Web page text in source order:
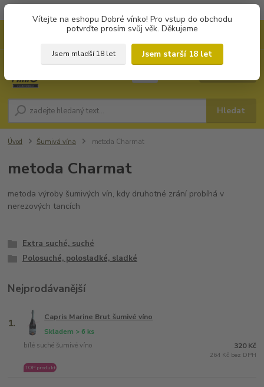
Vítejte na eshopu Dobré vínko! Pro vstup do obchodu
potvrďte prosím svůj věk. Děkujeme
Jsem mladší 18 let
Jsem starší 18 let
Hledat
Úvod Šumivá vína metoda Charmat
metoda Charmat
metoda výroby šumivých vín, kdy druhotné zrání probíhá v
nerezových tancích
Extra suché, suché
Polosuché, polosladké, sladké
Nejprodávanější
1. Capris Marine Brut šumivé víno
bílé suché šumivé víno
Skladem > 6 ks
TOP produkt
320 Kč
264 Kč bez DPH